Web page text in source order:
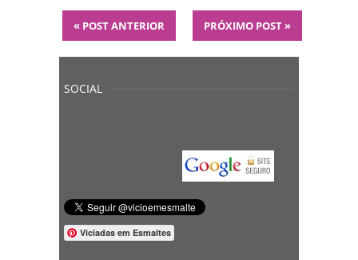
« POST ANTERIOR PRÓXIMO POST»
SOCIAL
Viciadas em Esmaltes